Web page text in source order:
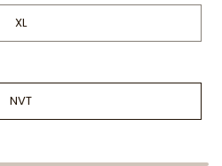
XL
NVT